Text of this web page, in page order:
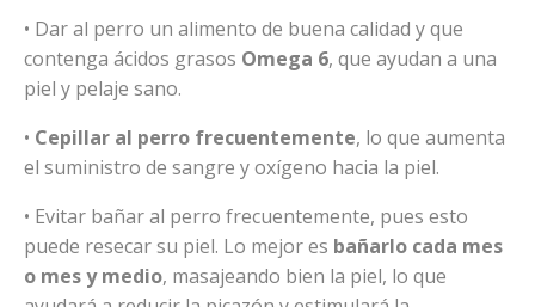
• Dar al perro un alimento de buena calidad y que
contenga ácidos grasos Omega 6, que ayudan a una
piel y pelaje sano.
• Cepillar al perro frecuentemente, lo que aumenta
el suministro de sangre y oxígeno hacia la piel.
• Evitar bañar al perro frecuentemente, pues esto
puede resecar su piel. Lo mejor es bañarlo cada mes
o mes y medio, masajeando bien la piel, lo que